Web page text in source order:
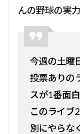
んの野球の実
今週の土曜
投票ありの
スが1番面
このライブ
別にやらな